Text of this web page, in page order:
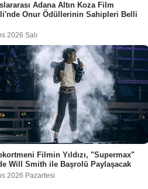
Adana Altın Koza Film
Onur Ödüllerinin Sahipleri Belli
2026 Salı
Filmin Yıldızı, "Supermax"
Will Smith ile Başrolü Paylaşacak
2026 Pazartesi